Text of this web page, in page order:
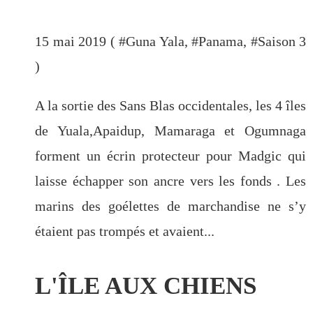
15 mai 2019 ( #Guna Yala, #Panama, #Saison 3
)
A la sortie des Sans Blas occidentales, les 4 îles
de Yuala,Apaidup, Mamaraga et Ogumnaga
forment un écrin protecteur pour Madgic qui
laisse échapper son ancre vers les fonds . Les
marins des goélettes de marchandise ne s’y
étaient pas trompés et avaient...
L'ÎLE AUX CHIENS